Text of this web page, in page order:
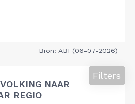
Bron: ABF(06-07-2026)
NAAR
REGIO
Filters